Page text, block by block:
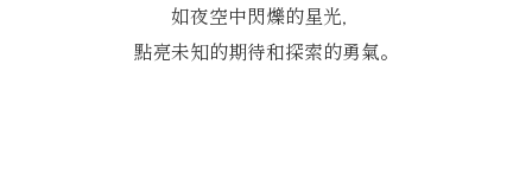
如夜空中閃爍的星光，
點亮未知的期待和探索的勇氣。